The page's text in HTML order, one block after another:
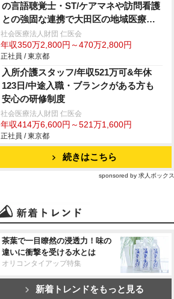
の言語聴覚士・ST/ケアマネや訪問看護
との強固な連携で大田区の地域医療に
貢献病院発信の安心体制
社会医療法人財団 仁医会
年収350万2,800円～470万2,800円
正社員 / 東京都
入所介護スタッフ/年収521万可&年休
123日/中途入職・ブランクがある方も
安心の研修制度
社会医療法人財団 仁医会
年収414万6,600円～521万1,600円
正社員 / 東京都
続きはこちら
sponsored by 求人ボックス
茶葉で一目瞭然の浸透力！味の
違いに衝撃を受ける水とは
オリコンタイアップ特集
新着トレンドをもっと見る